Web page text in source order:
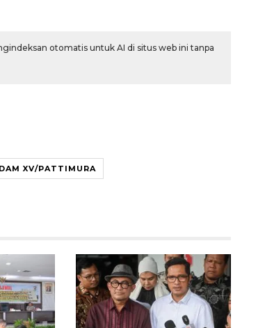
otomatis untuk AI di situs web ini tanpa
XV/PATTIMURA